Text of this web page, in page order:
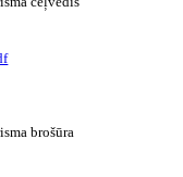
brošūra